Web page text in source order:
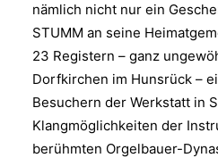
nämlich nicht nur ein
STUMM an seine
23 Registern – ganz
Dorfkirchen im Hunsrück –
Besuchern der Werkstatt in
Klangmöglichkeiten der
berühmten Orgelbauer-